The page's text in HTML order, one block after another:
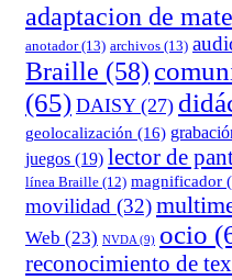
adaptacion de
anotador(13) archivos (13)
Braille (58)
(65) DAISY(27)
geolocalización (16)
juegos (19) lector de
línea Braille (12) magnificador
movilidad (32)
Web (23) NVDA(9) ocio
reconocimiento de